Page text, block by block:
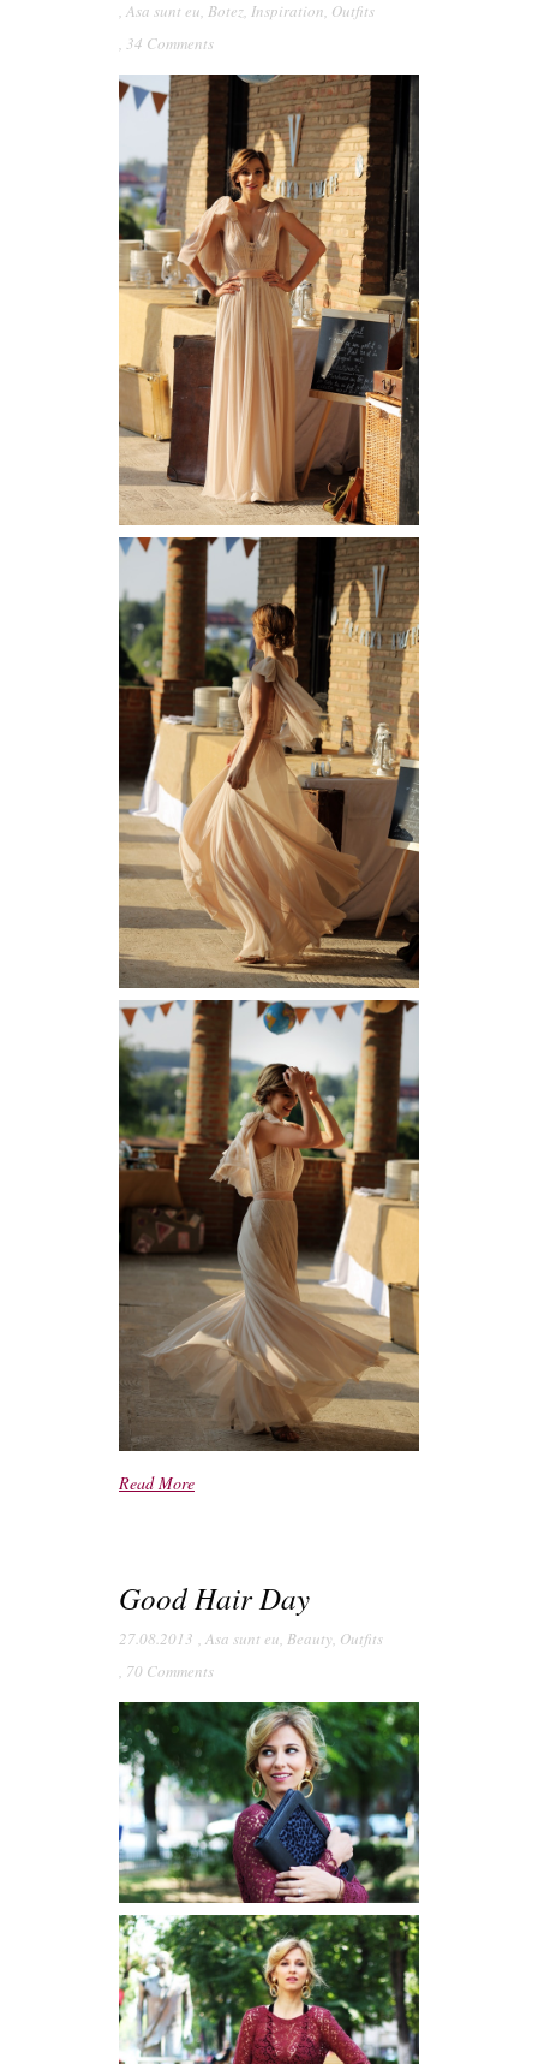
, Asa sunt eu, Botez, Inspiration, Outfits
, 34 Comments
Read More
Good Hair Day
27.08.2013 , Asa sunt eu, Beauty, Outfits
, 70 Comments